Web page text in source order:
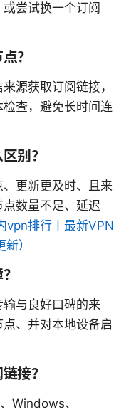
尝试换一个订阅
？
源获取订阅链接，
查，避免长时间连
别？
更新更及时、且来
数量不足、延迟
vpn排行丨最新VPN
）
与良好口碑的来
、并对本地设备启
接？
Windows、